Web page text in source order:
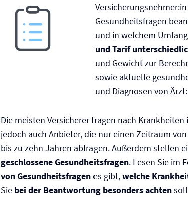
Gesundheitsfragen
und in welchem
und Tarif
und Gewicht zur
sowie aktuelle
und Diagnosen von
Die meisten Versicherer fragen nach Krankheiten
jedoch auch Anbieter, die nur einen Zeitraum
bis zu zehn Jahren abfragen. Außerdem stellen
geschlossene Gesundheitsfragen. Lesen Sie im
von Gesundheitsfragenes gibt,welche
Sie bei der Beantwortung besonders achten